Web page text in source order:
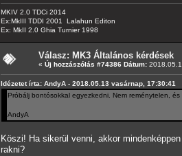
MKIV 2.0 TDCi 2014
Ex:MkIII TDDI 2001 Lalahun Editon
Ex: MkII 2.0 Ghia Turnier 1998
Válasz: MK3 Általános kérdések
« Új hozzászólás #74386 Dátum:
Idézetet írta: AndyA - 2018.05.13 vasárnap, 17:30:41
Próbálj bontósokkal egyezkedni. Nem reménytelen, és
AndyA
Köszi! Ha sikerül venni, akkor
rakni?